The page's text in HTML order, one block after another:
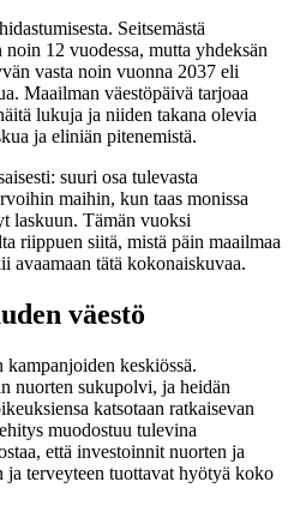
Seitsemästä
12 vuodessa, mutta yhdeksän
vasta noin vuonna 2037 eli
Maailman väestöpäivä tarjoaa
lukuja ja niiden takana olevia
ja eliniän pitenemistä.
suuri osa tulevasta
maihin, kun taas monissa
laskuun. Tämän vuoksi
riippuen siitä, mistä päin maailmaa
avaamaan tätä kokonaiskuvaa.
väestö
keskiössä.
nuorten sukupolvi, ja heidän
katsotaan ratkaisevan
muodostuu tulevina
että investoinnit nuorten ja
terveyteen tuottavat hyötyä koko